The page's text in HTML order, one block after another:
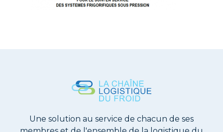
Une solution au service de chacun de ses